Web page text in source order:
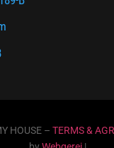
HOUSE – TERMS &